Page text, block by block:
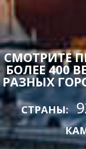
СМОТРИТЕ
БОЛЕЕ 400
РАЗНЫХ
СТРАНЫ: